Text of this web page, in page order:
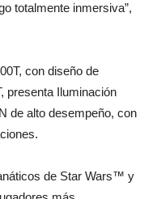
totalmente inmersiva”,
con diseño de
presenta Iluminación
de alto desempeño, con
de Star Wars™ y